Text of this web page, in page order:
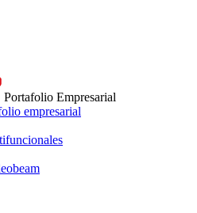
Portafolio Empresarial
empresarial